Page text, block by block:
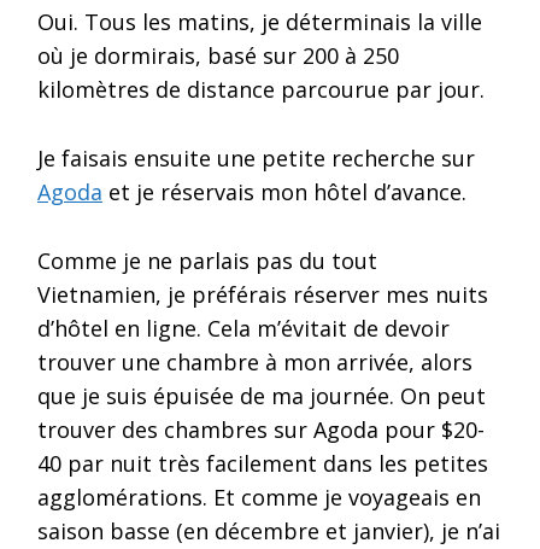
Oui. Tous les matins, je déterminais la ville
où je dormirais, basé sur 200 à 250
kilomètres de distance parcourue par jour.
Je faisais ensuite une petite recherche sur
Agoda et je réservais mon hôtel d’avance.
Comme je ne parlais pas du tout
Vietnamien, je préférais réserver mes nuits
d’hôtel en ligne. Cela m’évitait de devoir
trouver une chambre à mon arrivée, alors
que je suis épuisée de ma journée. On peut
trouver des chambres sur Agoda pour $20-
40 par nuit très facilement dans les petites
agglomérations. Et comme je voyageais en
saison basse (en décembre et janvier), je n’ai